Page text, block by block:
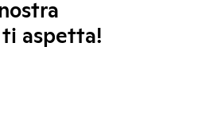
aspetta!